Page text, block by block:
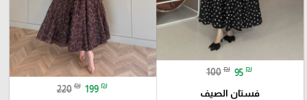
100 ₪ 95 ₪
فستان الصيف 220 ₪ 199 ₪